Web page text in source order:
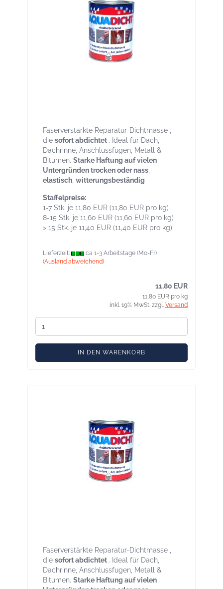
Faserverstärkte Reparatur-Dichtmasse ,
die sofort abdichtet . Ideal für Dach,
Dachrinne, Anschlussfugen, Metall &
Bitumen. Starke Haftung auf vielen
Untergründen trocken oder nass
elastisch witterungsbeständig
Staffelpreise:
1-7 Stk. je 11,80 EUR (11,80 EUR pro kg)
8-15 Stk. je 11,60 EUR (11,60 EUR pro kg)
> 15 Stk. je 11,40 EUR (11,40 EUR pro kg)
Lieferzeit:
ca 1-3 Arbeitstage (Mo-Fr)
(Ausland abweichend)
11,80 EUR
11,80 EUR pro kg
inkl. 19% MwSt. zzgl. Versand
IN DEN WARENKORB
Faserverstärkte Reparatur-Dichtmasse ,
die sofort abdichtet . Ideal für Dach,
Dachrinne, Anschlussfugen, Metall &
Bitumen. Starke Haftung auf vielen